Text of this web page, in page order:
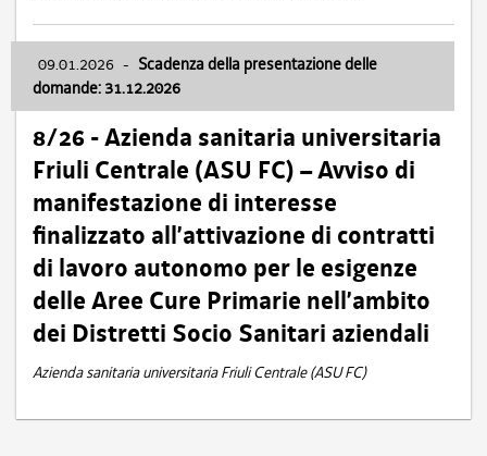
09.01.2026 - Scadenza della presentazione delle
domande: 31.12.2026
8/26 - Azienda sanitaria universitaria
Friuli Centrale (ASU FC) – Avviso di
manifestazione di interesse
finalizzato all’attivazione di contratti
di lavoro autonomo per le esigenze
delle Aree Cure Primarie nell’ambito
dei Distretti Socio Sanitari aziendali
Azienda sanitaria universitaria Friuli Centrale (ASU FC)